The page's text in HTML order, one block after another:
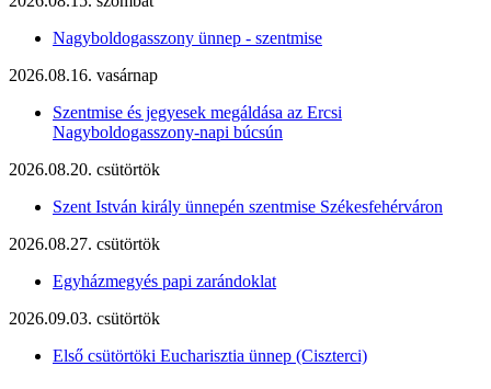
Nagyboldogasszony ünnep - szentmise
2026.08.16. vasárnap
Szentmise és jegyesek megáldása az Ercsi
Nagyboldogasszony-napi búcsún
2026.08.20. csütörtök
Szent István király ünnepén szentmise Székesfehérváron
2026.08.27. csütörtök
Egyházmegyés papi zarándoklat
2026.09.03. csütörtök
Első csütörtöki Eucharisztia ünnep (Ciszterci)